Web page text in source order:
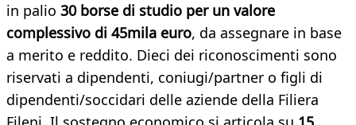
in palio 30 borse di studio per un valore
complessivo di 45mila euro, da assegnare in base
a merito e reddito. Dieci dei riconoscimenti sono
riservati a dipendenti, coniugi/partner o figli di
dipendenti/soccidari delle aziende della Filiera